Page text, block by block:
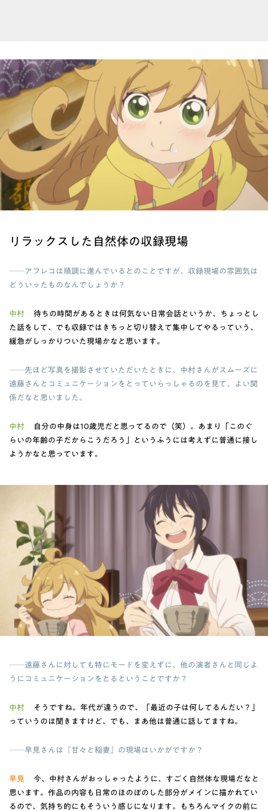
リラックスした自然体の収録現場
──アフレコは順調に進んでいるとのことですが、収録現場の雰囲気は
どういったものなんでしょうか？
中村
待ちの時間があるときは何気ない日常会話というか、ちょっとし
た話をして、でも収録ではきちっと切り替えて集中してやるっていう、
緩急がしっかりついた現場かなと思います。
──先ほど写真を撮影させていただいたときに、中村さんがスムーズに
遠藤さんとコミュニケーションをとっていらっしゃるのを見て、よい関
係だなと思いました。
中村
自分の中身は10歳児だと思ってるので（笑）。あまり「このぐ
らいの年齢の子だからこうだろう」というふうには考えずに普通に接し
ようかなと思っています。
──遠藤さんに対しても特にモードを変えずに、他の演者さんと同じよ
うにコミュニケーションをとるということですか？
中村
そうですね。年代が違うので、「最近の子は何してるんだい？」
っていうのは聞きますけど、でも、まあ他は普通に話してますね。
──早見さんは『甘々と稲妻』の現場はいかがですか？
早見
今、中村さんがおっしゃったように、すごく自然体な現場だなと
思います。作品の内容も日常のほのぼのした部分がメインに描かれてい
るので、気持ち的にもそういう感じになります。もちろんマイクの前に